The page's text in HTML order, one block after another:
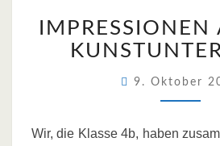
AUS
DEM
IMPRESSIONEN
9. Oktober
Wir, die Klasse 4b, haben